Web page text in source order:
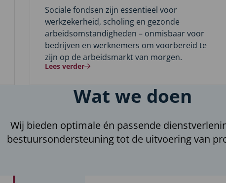
Sociale fondsen zijn essentieel voor
werkzekerheid, scholing en gezonde
arbeidsomstandigheden – onmisbaar voor
bedrijven en werknemers om voorbereid te
zijn op de arbeidsmarkt van morgen.
Lees verder
Wat we doen
Wij bieden optimale én passende
bestuursondersteuning tot de uitvoering van